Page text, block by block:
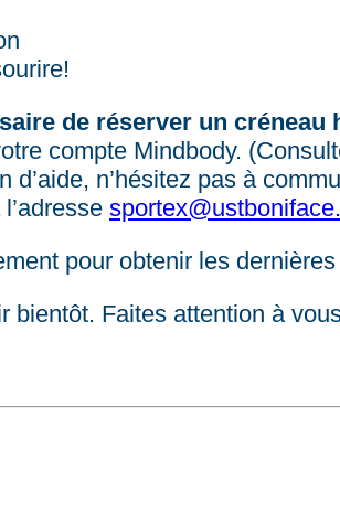
de réserver un
compte Mindbody.
d’aide, n’hésitez pas à
pour obtenir les
bientôt. Faites attention à